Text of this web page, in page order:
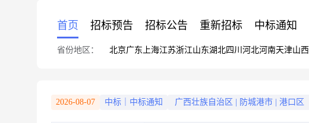
首页 招标预告 招标公告 重新招标 中标通知
省份地区： 北京广东 上海江苏浙江山东湖北四川 河北河南天津山西
2026-08-07 中标｜中标通知 广西壮族自治区 防城港市 港口区